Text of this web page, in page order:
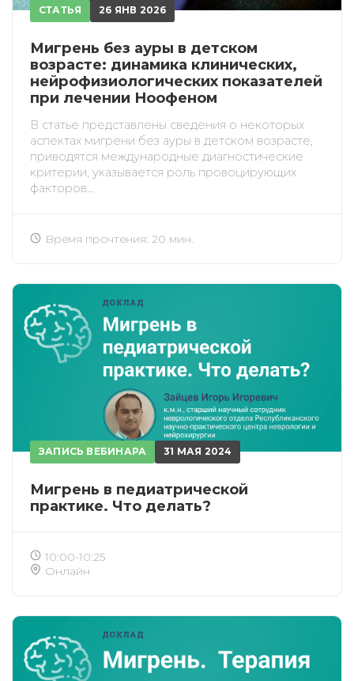
СТАТЬЯ 26 ЯНВ 2026
Мигрень без ауры в детском
возрасте: динамика клинических,
нейрофизиологических показателей
при лечении Ноофеном
В статье представлены сведения о некоторых
аспектах мигрени без ауры в детском возрасте,
приводятся международные диагностические
критерии, указывается роль провоцирующих
факторов...
Время прочтения: 20 мин.
ЗАПИСЬ ВЕБИНАРА 31 МАЯ 2024
Мигрень в педиатрической
практике. Что делать?
10:00-10:25
Онлайн